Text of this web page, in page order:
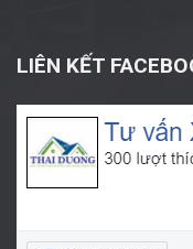
LIÊN KẾT